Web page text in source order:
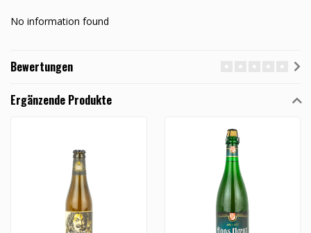
No information found
Bewertungen
Ergänzende Produkte